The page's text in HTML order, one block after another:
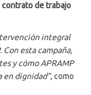
contrato de trabajo
integral
esta campaña,
y cómo APRAMP
en dignidad”, como